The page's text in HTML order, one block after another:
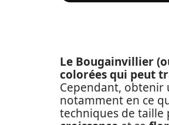
Le Bougainvillier
colorées qui peut
Cependant,
notamment en ce
techniques de taille